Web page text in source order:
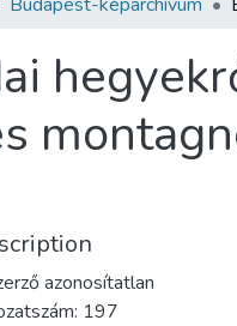
azonosítatlan
197